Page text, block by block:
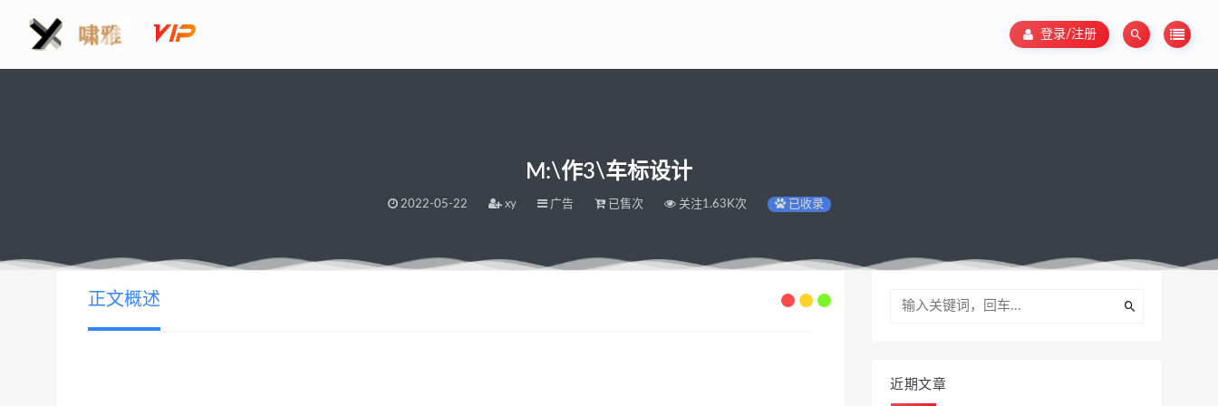
登录/注册
M:\作3\车标设计
2022-05-22 xy 广告 已售次 关注1.63K次 已收录
正文概述
近期文章